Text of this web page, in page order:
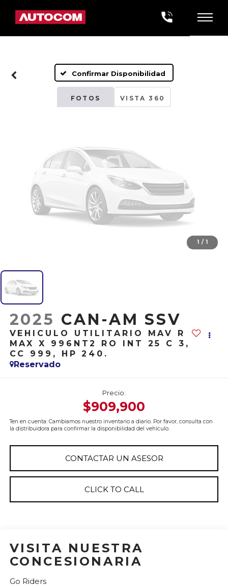
Confirmar Disponibilidad
FOTOS VISTA 360
Fotos No
Disponibles
Por favor, revise luego
1 / 1
2025 CAN-AM SSV
VEHICULO UTILITARIO MAV R
MAX X 996NT2 RO INT 25 C 3,
CC 999, HP 240.
Reservado
Precio:
$909,900
Ten en cuenta: Cambiamos nuestro inventario a diario. Por favor, consulta con
la distribuidora para confirmar la disponibilidad del vehículo.
CONTACTAR UN ASESOR
CLICK TO CALL
VISITA NUESTRA
CONCESIONARIA
Go Riders